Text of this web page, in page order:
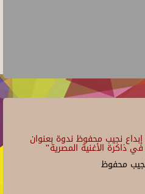
نجيب محفوظ ندوة بعنوان
ذاكرة الأغنية المصرية"
محفوظ